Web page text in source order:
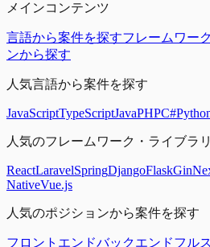
メインコンテンツ
言語から案件を探すフレームワー
ンから探す
人気言語から案件を探す
JavaScriptTypeScriptJavaPHPC#
人気のフレームワーク・ライブラ
ReactLaravelSpringDjangoFlaskGin
NativeVue.js
人気のポジションから案件を探す
フロントエンドバックエンドフル